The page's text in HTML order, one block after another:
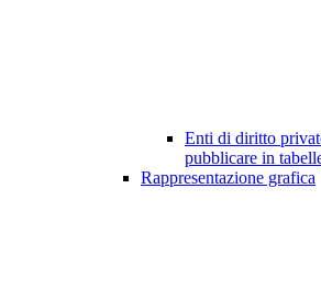
Enti di diritto
pubblicare in
Rappresentazione grafica